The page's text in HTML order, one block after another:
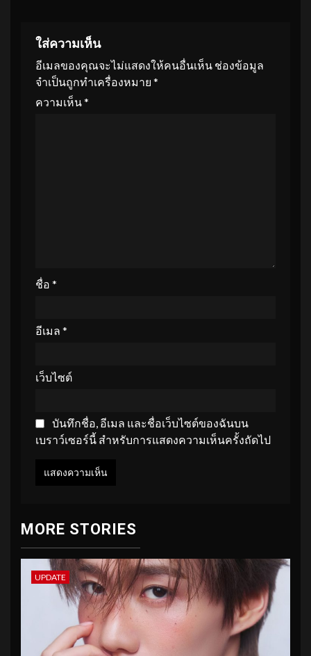
ใส่ความเห็น
อีเมลของคุณจะไม่แสดงให้คนอื่นเห็น ช่องข้อมูล
จำเป็นถูกทำเครื่องหมาย *
ความเห็น*
ชื่อ *
อีเมล *
เว็บไซต์
บันทึกชื่อ, อีเมล และชื่อเว็บไซต์ของฉันบน
เบราว์เซอร์นี้ สำหรับการแสดงความเห็นครั้งถัดไป
MORE STORIES
UPDATE